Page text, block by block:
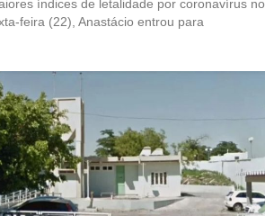
índices de letalidade por coronavírus no
feira (22), Anastácio entrou para